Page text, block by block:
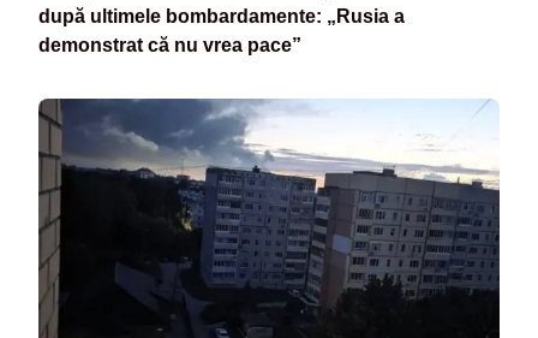
după ultimele bombardamente: „Rusia a
demonstrat că nu vrea pace”